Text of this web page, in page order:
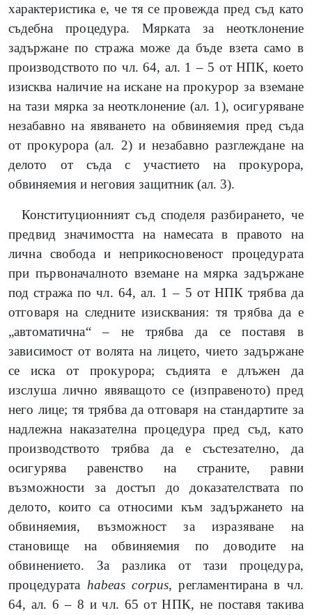
характеристика е, че тя се провежда пред съд като
съдебна процедура. Мярката за неотклонение
задържане по стража може да бъде взета само в
производството по чл. 64, ал. 1 – 5 от НПК, което
изисква наличие на искане на прокурор за вземане
на тази мярка за неотклонение (ал. 1), осигуряване
незабавно на явяването на обвиняемия пред съда
от прокурора (ал. 2) и незабавно разглеждане на
делото от съда с участието на прокурора,
обвиняемия и неговия защитник (ал. 3).
Конституционният съд споделя разбирането, че
предвид значимостта на намесата в правото на
лична свобода и неприкосновеност процедурата
при първоначалното вземане на мярка задържане
под стража по чл. 64, ал. 1 – 5 от НПК трябва да
отговаря на следните изисквания: тя трябва да е
„автоматична“ – не трябва да се поставя в
зависимост от волята на лицето, чието задържане
се иска от прокурора; съдията е длъжен да
изслуша лично явяващото се (изправеното) пред
него лице; тя трябва да отговаря на стандартите за
надлежна наказателна процедура пред съд, като
производството трябва да е състезателно, да
осигурява равенство на страните, равни
възможности за достъп до доказателствата по
делото, които са относими към задържането на
обвиняемия, възможност за изразяване на
становище на обвиняемия по доводите на
обвинението. За разлика от тази процедура,
процедурата habeas corpus, регламентирана в чл.
64, ал. 6 – 8 и чл. 65 от НПК, не поставя такива